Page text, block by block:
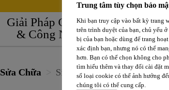
Giải Pháp Cho Ô-tô
& Công Nghiệp
Các
Dự
Án
Sửa Chữa Sika AnchorFix® S
Trung tâm tùy chọn bảo
Khi bạn truy cập vào bất kỳ trang
trên trình duyệt của bạn, chủ yếu
bị của bạn hoặc dùng để trang
xác định bạn, nhưng nó có thể
hơn. Bạn có thể chọn không cho
tìm hiểu thêm và thay đổi cài đặt
số loại cookie có thể ảnh hưởng
chúng tôi có thể cung cấp.